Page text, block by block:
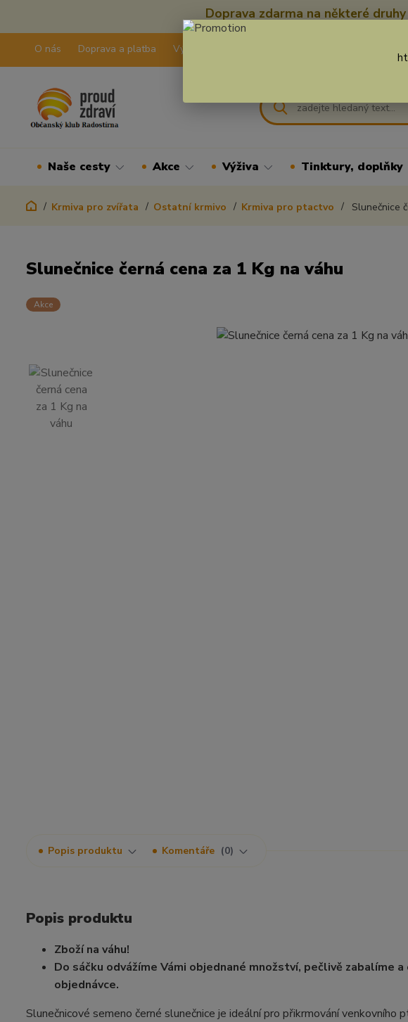
Doprava zdarma na některé
O nás Doprava a platba Výdejní pravidla
Naše cesty Akce Výživa Tinktury, doplňky
Krmiva pro zvířata Ostatní krmivo Krmiva pro ptactvo Slunečnice
Slunečnice černá cena za 1 Kg na váhu
Akce
Popis produktu Komentáře 0
Popis produktu
Zboží na váhu!
Do sáčku odvážíme Vámi objednané množství, pečlivě zabalíme
objednávce.
Slunečnicové semeno černé slunečnice je ideální pro přikrmování venkovního